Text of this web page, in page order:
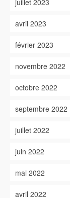
juillet 2023
avril 2023
février 2023
novembre 2022
octobre 2022
septembre 2022
juillet 2022
juin 2022
mai 2022
avril 2022